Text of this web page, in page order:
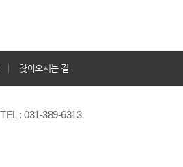
찾아오시는 길
: 031-389-6313